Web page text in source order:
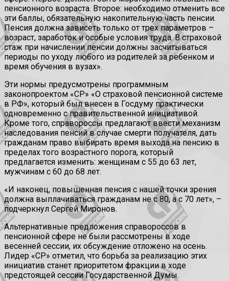
пенсионного возраста. Второе: необходимо отменить все
эти баллы, обязательную накопительную часть пенсии.
Пенсия должна зависеть только от трех параметров –
возраст, заработок и особые условия труда. В страховой
стаж при начислении пенсии должны засчитываться
периоды по уходу любого из родителей за ребенком и
время обучения в вузах».
Эти нормы предусмотрены программным
законопроектом «СР» «О страховой пенсионной системе
в РФ», который был внесен в Госдуму практически
одновременно с правительственной инициативой.
Кроме того, справороссы предлагают ввести механизм
наследования пенсий в случае смерти получателя, дать
гражданам право выбирать время выхода на пенсию в
пределах того возрастного порога, который
предлагается изменить: женщинам с 55 до 63 лет,
мужчинам с 60 до 68 лет.
«И наконец, повышенная пенсия с нашей точки зрения
должна выплачиваться гражданам не с 80, а с 70 лет», –
подчеркнул Сергей Миронов.
Альтернативные предложения справороссов в
пенсионной сфере не были рассмотрены в ходе
весенней сессии, их обсуждение отложено на осень.
Лидер «СР» отметил, что борьба за реализацию этих
инициатив станет приоритетом фракции в ходе
предстоящей сессии Государственной Думы.